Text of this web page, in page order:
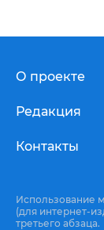
О проекте
Редакция
Контакты
Использование
(для интернет-
третьего абзаца.